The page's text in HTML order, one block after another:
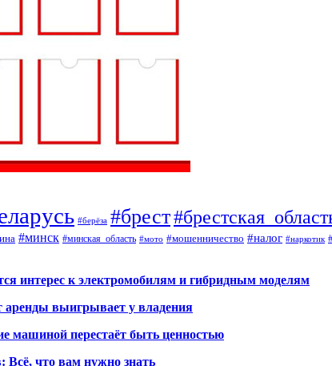
#берёза #брест
#минск #минская_область #мото #мошенничество #налог #наркотик
интерес к электромобилям и гибридным моделям
выигрывает у владения
машиной перестаёт быть ценностью
Всё, что вам нужно знать